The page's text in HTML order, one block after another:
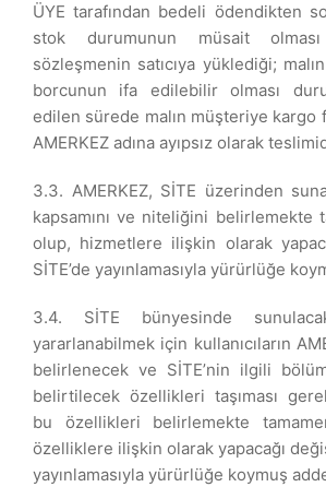
ÜYE tarafından bedeli ödendikten
stok durumunun müsait
sözleşmenin satıcıya yüklediği;
borcunun ifa edilebilir olması
edilen sürede malın müşteriye kargo
AMERKEZ adına ayıpsız olarak
3.3. AMERKEZ, SİTE üzerinden
kapsamını ve niteliğini belirlemekte
olup, hizmetlere ilişkin olarak
SİTE’de yayınlamasıyla yürürlüğe
3.4. SİTE bünyesinde
yararlanabilmek için kullanıcıların
belirlenecek ve SİTE’nin ilgili
belirtilecek özellikleri taşıması
bu özellikleri belirlemekte
özelliklere ilişkin olarak yapacağı
yayınlamasıyla yürürlüğe koymuş